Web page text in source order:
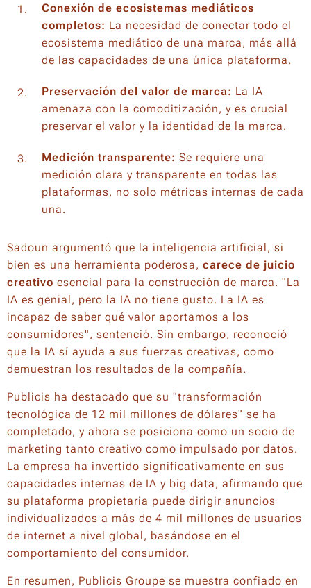
Conexión de ecosistemas mediáticos
completos: La necesidad de conectar todo el
ecosistema mediático de una marca, más allá
de las capacidades de una única plataforma.
Preservación del valor de marca: La IA
amenaza con la comoditización, y es crucial
preservar el valor y la identidad de la marca.
Medición transparente: Se requiere una
medición clara y transparente en todas las
plataformas, no solo métricas internas de cada
una.
Sadoun argumentó que la inteligencia artificial, si
bien es una herramienta poderosa, carece de juicio
creativo esencial para la construcción de marca. "La
IA es genial, pero la IA no tiene gusto. La IA es
incapaz de saber qué valor aportamos a los
consumidores", sentenció. Sin embargo, reconoció
que la IA sí ayuda a sus fuerzas creativas, como
demuestran los resultados de la compañía.
Publicis ha destacado que su "transformación
tecnológica de 12 mil millones de dólares" se ha
completado, y ahora se posiciona como un socio de
marketing tanto creativo como impulsado por datos.
La empresa ha invertido significativamente en sus
capacidades internas de IA y big data, afirmando que
su plataforma propietaria puede dirigir anuncios
individualizados a más de 4 mil millones de usuarios
de internet a nivel global, basándose en el
comportamiento del consumidor.
En resumen, Publicis Groupe se muestra confiado en